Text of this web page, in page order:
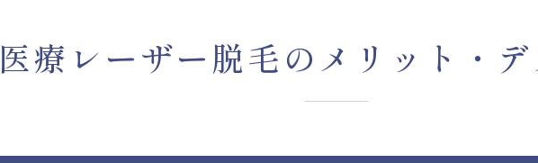
医療レーザー脱毛のメリット・